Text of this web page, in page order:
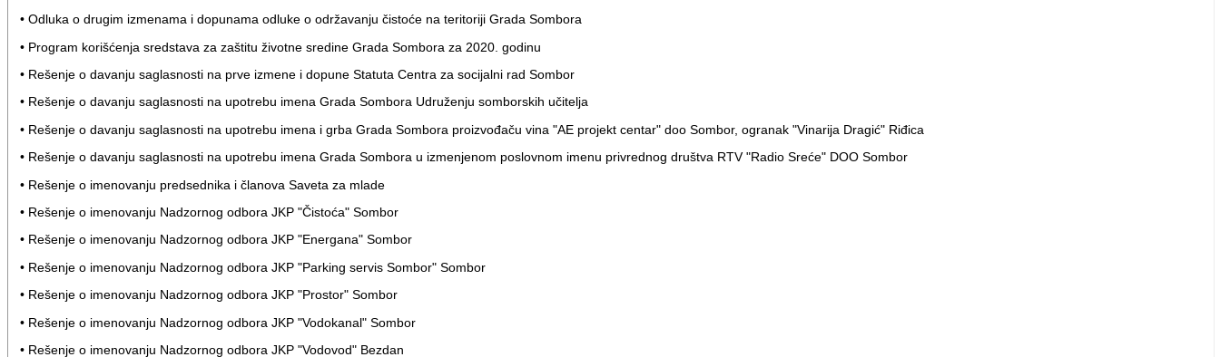
• Odluka o drugim izmenama i dopunama odluke o održavanju čistoće na teritoriji Grada Sombora
• Program korišćenja sredstava za zaštitu životne sredine Grada Sombora za 2020. godinu
• Rešenje o davanju saglasnosti na prve izmene i dopune Statuta Centra za socijalni rad Sombor
• Rešenje o davanju saglasnosti na upotrebu imena Grada Sombora Udruženju somborskih učitelja
• Rešenje o davanju saglasnosti na upotrebu imena i grba Grada Sombora proizvođaču vina "AE projekt centar" doo Sombor, ogranak "Vinarija Dragić" Riđica
• Rešenje o davanju saglasnosti na upotrebu imena Grada Sombora u izmenjenom poslovnom imenu privrednog društva RTV "Radio Sreće" DOO Sombor
• Rešenje o imenovanju predsednika i članova Saveta za mlade
• Rešenje o imenovanju Nadzornog odbora JKP "Čistoća" Sombor
• Rešenje o imenovanju Nadzornog odbora JKP "Energana" Sombor
• Rešenje o imenovanju Nadzornog odbora JKP "Parking servis Sombor" Sombor
• Rešenje o imenovanju Nadzornog odbora JKP "Prostor" Sombor
• Rešenje o imenovanju Nadzornog odbora JKP "Vodokanal" Sombor
• Rešenje o imenovanju Nadzornog odbora JKP "Vodovod" Bezdan